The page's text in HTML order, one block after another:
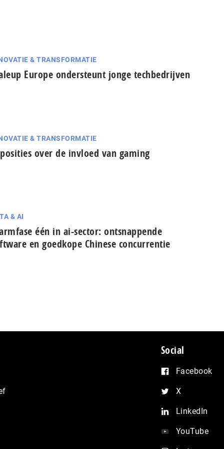
& TRANSFORMATIE
Europe ondersteunt jonge techbedrijven
& TRANSFORMATIE
over de invloed van gaming
& AI
één in ai-sector: ont­snap­pen­de
en goedkope Chinese con­cur­ren­tie
Social
Facebook
X
LinkedIn
YouTube